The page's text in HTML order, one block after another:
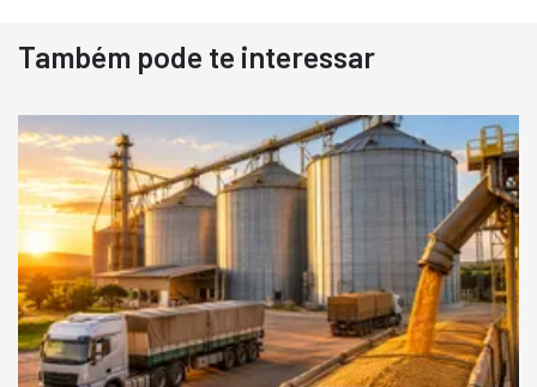
Destaque
Usado
Pá Carregadeira Cat 966
Ano 1987
Londrina
R$ 145.000
Também pode te interessar